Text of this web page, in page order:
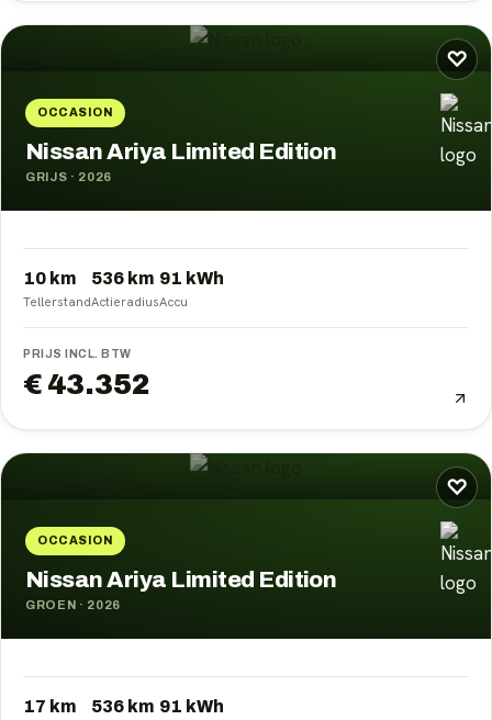
♡
OCCASION
Nissan Ariya Limited Edition
GRIJS · 2026
10 km
Tellerstand
536 km
Actieradius
91 kWh
Accu
PRIJS INCL. BTW
€ 43.352
♡
OCCASION
Nissan Ariya Limited Edition
GROEN · 2026
17 km 536 km 91 kWh